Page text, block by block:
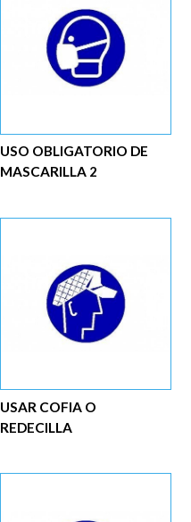
USO OBLIGATORIO DE
MASCARILLA 2
USAR COFIA O
REDECILLA